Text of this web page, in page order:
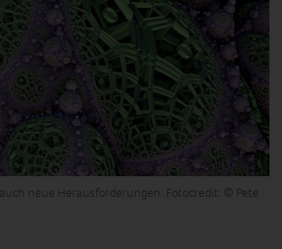
neue Herausforderungen. Fotocredit: © Pete